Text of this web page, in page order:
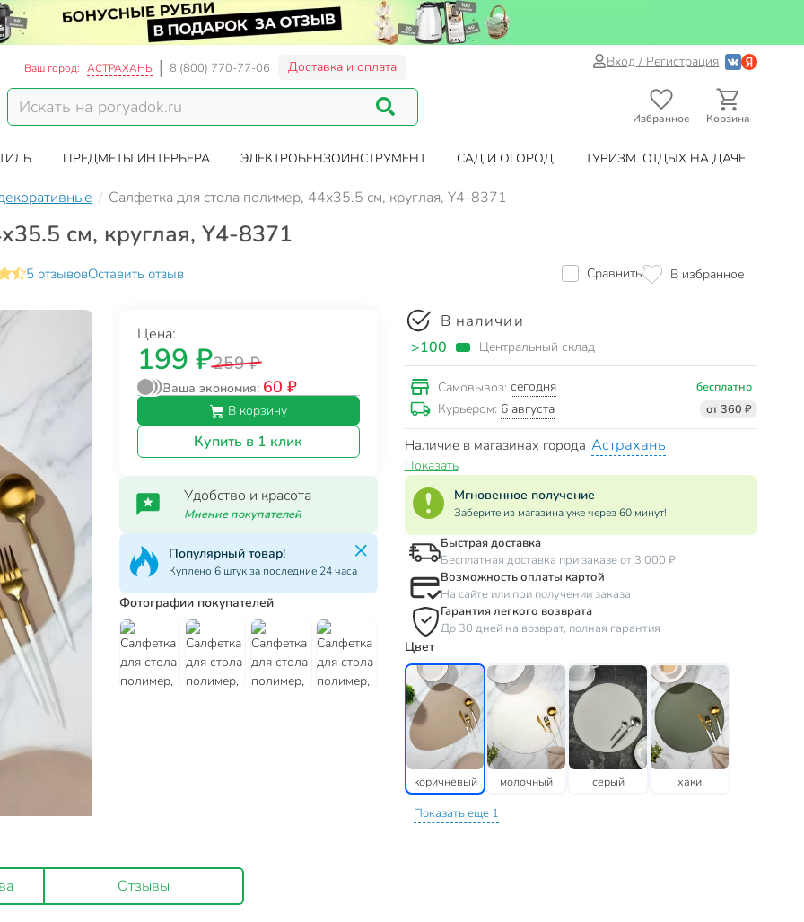
Ваш город: АСТРАХАНЬ 8 (800) 770-77-06 Доставка и оплата Вход / Регистрация
Избранное Корзина
ПРЕДМЕТЫ ИНТЕРЬЕРА ЭЛЕКТРОБЕНЗОИНСТРУМЕНТ САД И ОГОРОД ТУРИЗМ. ОТДЫХ НА ДАЧЕ
Салфетка для стола полимер, 44х35.5 см, круглая, Y4-8371
см, круглая, Y4-8371
5 отзывовОставить отзыв Сравнить В избранное
Цена:
199 ₽259 ₽
Ваша экономия: 60 ₽
В корзину
Купить в 1 клик
Удобство и красота
Мнение покупателей
Популярный товар!
Куплено 6 штук за последние 24 часа
Фотографии покупателей
В наличии
>100 Центральный склад
Самовывоз: сегодня бесплатно
Курьером: 6 августа от 360 ₽
Наличие в магазинах города Астрахань
Показать
Мгновенное получение
Заберите из магазина уже через 60 минут!
Быстрая доставка
Бесплатная доставка при заказе от 3 000 ₽
Возможность оплаты картой
На сайте или при получении заказа
Гарантия легкого возврата
До 30 дней на возврат, полная гарантия
Цвет
коричневый молочный серый хаки
Показать еще 1
Отзывы